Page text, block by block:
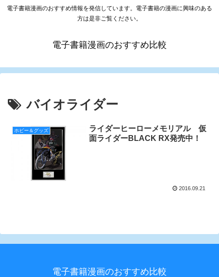
電子書籍漫画のおすすめ情報を発信しています。電子書籍の漫画に興味のある
方は是非ご覧ください。
電子書籍漫画のおすすめ比較
バイオライダー
ホビー＆グッズ
ライダーヒーローメモリアル 仮
面ライダーBLACK RX発売中！
2016.09.21
電子書籍漫画のおすすめ比較